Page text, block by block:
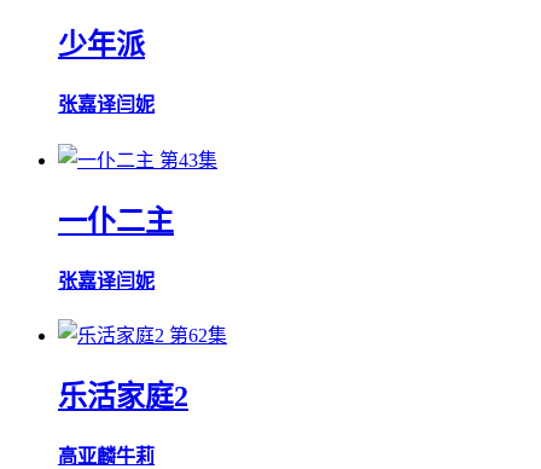
少年派
张嘉译闫妮
第43集
一仆二主
张嘉译闫妮
第62集
乐活家庭2
高亚麟牛莉